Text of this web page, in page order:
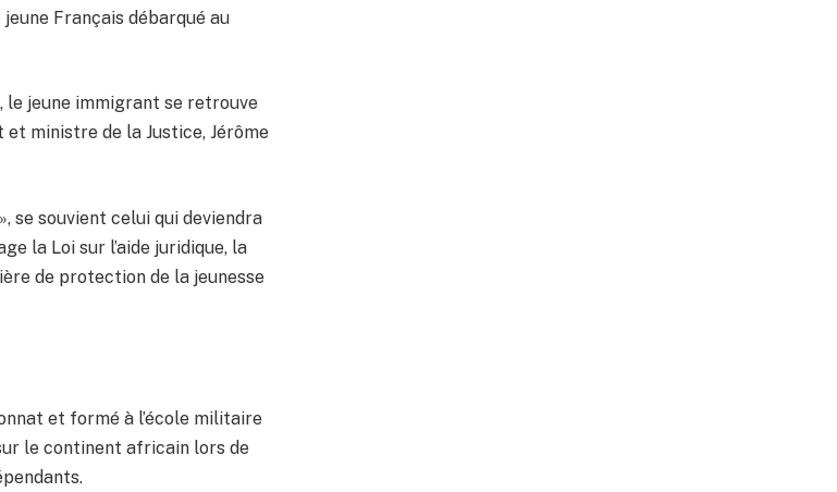
Français débarqué au
le jeune immigrant se retrouve
ministre de la Justice, Jérôme
se souvient celui qui deviendra
la Loi sur l’aide juridique, la
de protection de la jeunesse
et formé à l’école militaire
le continent africain lors de